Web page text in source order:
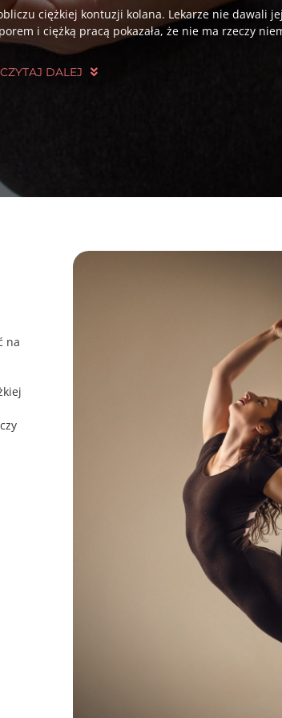
ciężkiej kontuzji kolana. Lekarze nie dawali
i ciężką pracą pokazała, że nie ma rzeczy
CZYTAJ DALEJ
na